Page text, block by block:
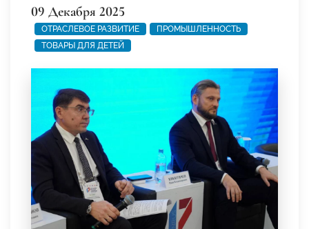
09 Декабря 2025
ОТРАСЛЕВОЕ РАЗВИТИЕ
ПРОМЫШЛЕННОСТЬ
ТОВАРЫ ДЛЯ ДЕТЕЙ